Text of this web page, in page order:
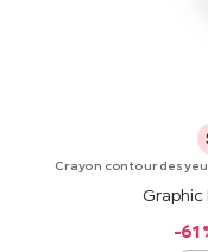
Crayon contour des
Graphic
-61